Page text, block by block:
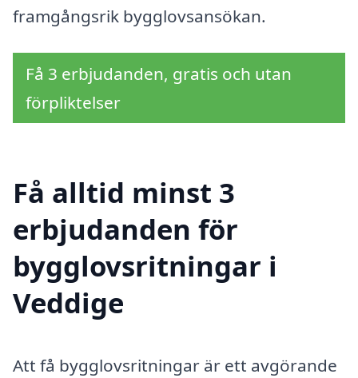
framgångsrik bygglovsansökan.
Få 3 erbjudanden, gratis och utan
förpliktelser
Få alltid minst 3
erbjudanden för
bygglovsritningar i
Veddige
Att få bygglovsritningar är ett avgörande